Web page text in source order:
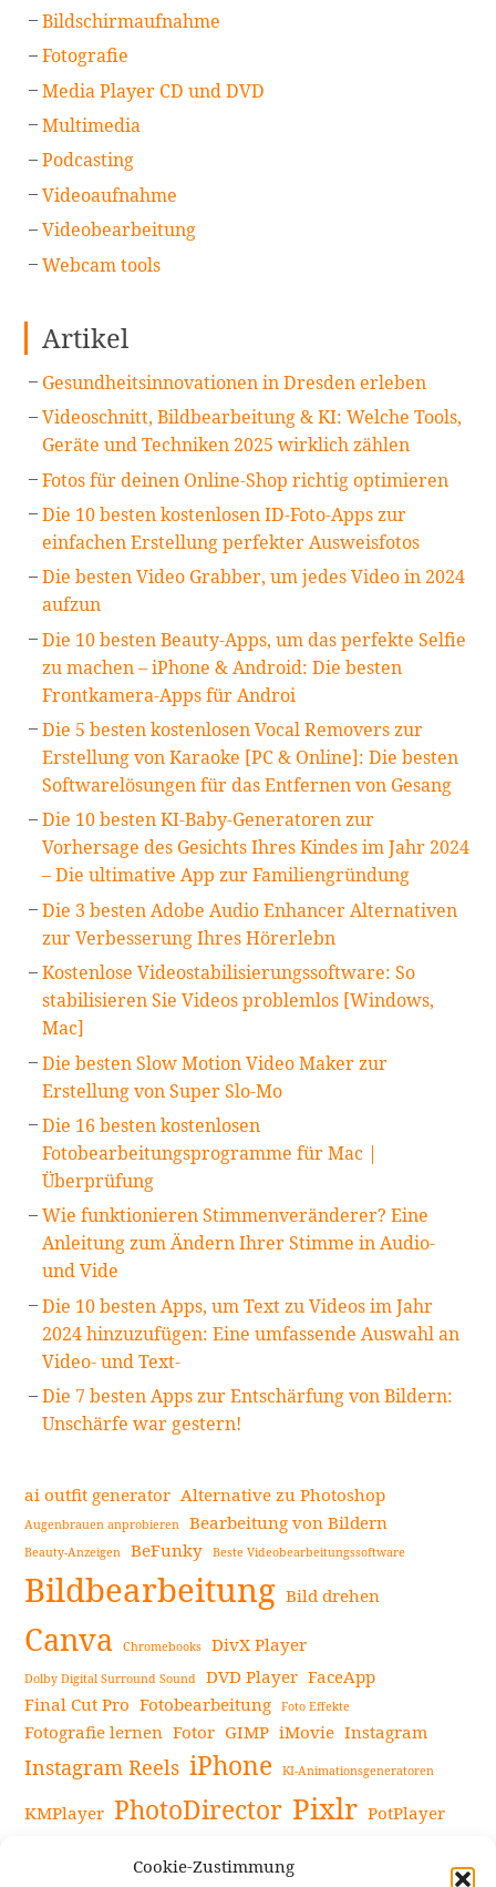
Cookie-Zustimmung
Bildschirmaufnahme
Fotografie
Media Player CD und DVD
Multimedia
Podcasting
Videoaufnahme
Videobearbeitung
Webcam tools
Artikel
Gesundheitsinnovationen in Dresden erleben
Videoschnitt, Bildbearbeitung & KI: Welche Tools,
Geräte und Techniken 2025 wirklich zählen
Fotos für deinen Online-Shop richtig optimieren
Die 10 besten kostenlosen ID-Foto-Apps zur
einfachen Erstellung perfekter Ausweisfotos
Die besten Video Grabber, um jedes Video in 2024
aufzun
Die 10 besten Beauty-Apps, um das perfekte Selfie
zu machen – iPhone & Android: Die besten
Frontkamera-Apps für Androi
Die 5 besten kostenlosen Vocal Removers zur
Erstellung von Karaoke [PC & Online]: Die besten
Softwarelösungen für das Entfernen von Gesang
Die 10 besten KI-Baby-Generatoren zur
Vorhersage des Gesichts Ihres Kindes im Jahr 2024
– Die ultimative App zur Familiengründung
Die 3 besten Adobe Audio Enhancer Alternativen
zur Verbesserung Ihres Hörerlebn
Kostenlose Videostabilisierungssoftware: So
stabilisieren Sie Videos problemlos [Windows,
Mac]
Die besten Slow Motion Video Maker zur
Erstellung von Super Slo-Mo
Die 16 besten kostenlosen
Fotobearbeitungsprogramme für Mac |
Überprüfung
Wie funktionieren Stimmenveränderer? Eine
Anleitung zum Ändern Ihrer Stimme in Audio-
und Vide
Die 10 besten Apps, um Text zu Videos im Jahr
2024 hinzuzufügen: Eine umfassende Auswahl an
Video- und Text-
Die 7 besten Apps zur Entschärfung von Bildern:
Unschärfe war gestern!
ai outfit generator Alternative zu Photoshop
Augenbrauen anprobieren Bearbeitung von Bildern
Beauty-Anzeigen BeFunky Beste Videobearbeitungssoftware
Bildbearbeitung Bild drehen
Canva Chromebooks DivX Player
Dolby Digital Surround Sound DVD Player FaceApp
Final Cut Pro Fotobearbeitung Foto Effekte
Fotografie lernen Fotor GIMP iMovie Instagram
Instagram Reels iPhone KI-Animationsgeneratoren
KMPlayer PhotoDirector Pixlr PotPlayer